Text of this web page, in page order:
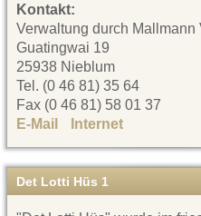
Kontakt:
Verwaltung durch Mallmann
Guatingwai 19
25938 Nieblum
Tel. (0 46 81) 35 64
Fax (0 46 81) 58 01 37
E-Mail
Internet
Det Lotti Hüs 1